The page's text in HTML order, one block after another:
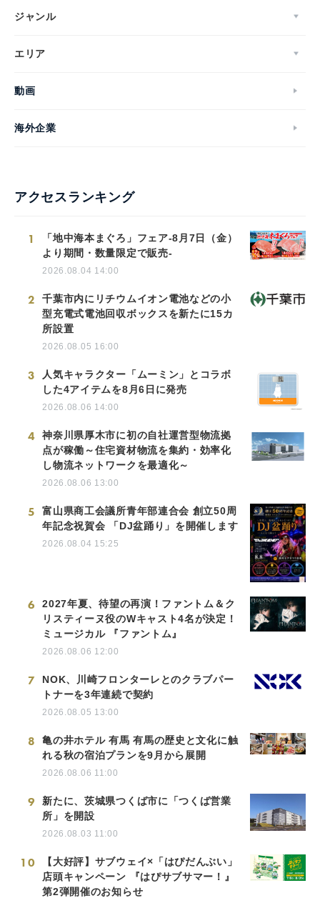
ジャンル
エリア
動画
海外企業
アクセスランキング
1
「地中海本まぐろ」フェア-8月7日（金）
より期間・数量限定で販売-
2026.08.04 14:00
2
千葉市内にリチウムイオン電池などの小
型充電式電池回収ボックスを新たに15カ
所設置
2026.08.05 16:00
3
人気キャラクター「ムーミン」とコラボ
した4アイテムを8月6日に発売
2026.08.06 14:00
4
神奈川県厚木市に初の自社運営型物流拠
点が稼働～住宅資材物流を集約・効率化
し物流ネットワークを最適化～
2026.08.06 13:00
5
富山県商工会議所青年部連合会 創立50周
年記念祝賀会 「DJ盆踊り」を開催します
2026.08.04 15:25
6
2027年夏、待望の再演！ファントム＆ク
リスティーヌ役のWキャスト4名が決定！
ミュージカル 『ファントム』
2026.08.06 12:00
7
NOK、川崎フロンターレとのクラブパー
トナーを3年連続で契約
2026.08.05 13:00
8
亀の井ホテル 有馬 有馬の歴史と文化に触
れる秋の宿泊プランを9月から展開
2026.08.06 11:00
9
新たに、茨城県つくば市に「つくば営業
所」を開設
2026.08.03 11:00
10
【大好評】サブウェイ×「はぴだんぶい」
店頭キャンペーン 『はぴサブサマー！』
第2弾開催のお知らせ